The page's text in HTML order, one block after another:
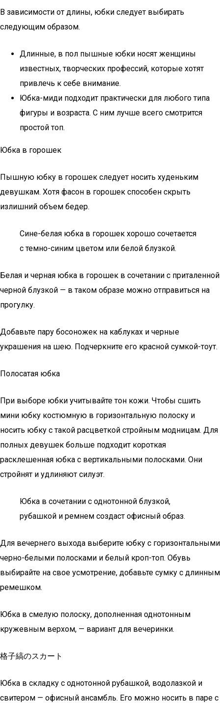
В зависимости от длины, юбки следует выбирать
следующим образом.
Длинные, в пол пышные юбки носят женщины
известных, творческих профессий, которые хотят
привлечь к себе внимание.
Юбка-миди подходит практически для любого типа
фигуры и возраста. С ним лучше всего смотрится
простой топ.
Юбка в горошек
Пышную юбку в горошек следует носить худеньким
девушкам. Хотя фасон в горошек способен скрыть
излишний объем бедер.
Сине-белая юбка в горошек хорошо сочетается
с темно-синим цветом или белой блузкой.
Белая и черная юбка в горошек в сочетании с приталенной
черной блузкой — в таком образе можно отправиться на
прогулку.
Добавьте пару босоножек на каблуках и черные
украшения на шею. Подчеркните его красной сумкой-тоут.
Полосатая юбка
При выборе юбки учитывайте тон кожи. Чтобы сшить
мини юбку костюмную в горизонтальную полоску и
носить юбку с такой расцветкой стройным модницам. Для
полных девушек больше подходит короткая
расклешенная юбка с вертикальными полосками. Они
стройнят и удлиняют силуэт.
Юбка в сочетании с однотонной блузкой,
рубашкой и ремнем создаст офисный образ.
Для вечернего выхода выберите юбку с горизонтальными
черно-белыми полосками и белый кроп-топ. Обувь
выбирайте на свое усмотрение, добавьте сумку с длинным
ремешком.
Юбка в смелую полоску, дополненная однотонным
кружевным верхом, — вариант для вечеринки.
格子縞のスカート
Юбка в складку с однотонной рубашкой, водолазкой и
свитером — офисный ансамбль. Его можно носить в паре с